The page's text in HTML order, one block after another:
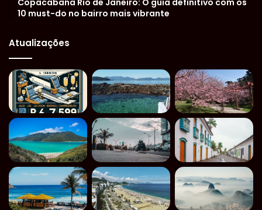
10 must-do no bairro mais vibrante
Atualizações